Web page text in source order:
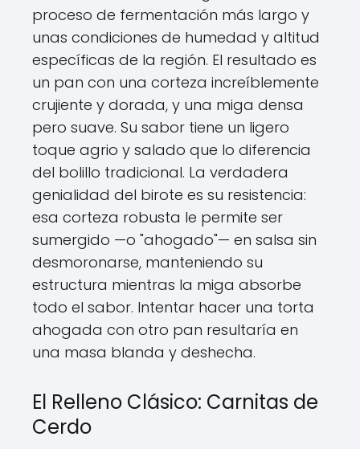
proceso de fermentación más largo y
unas condiciones de humedad y altitud
específicas de la región. El resultado es
un pan con una corteza increíblemente
crujiente y dorada, y una miga densa
pero suave. Su sabor tiene un ligero
toque agrio y salado que lo diferencia
del bolillo tradicional. La verdadera
genialidad del birote es su resistencia:
esa corteza robusta le permite ser
sumergido —o "ahogado"— en salsa sin
desmoronarse, manteniendo su
estructura mientras la miga absorbe
todo el sabor. Intentar hacer una torta
ahogada con otro pan resultaría en
una masa blanda y deshecha.
El Relleno Clásico: Carnitas de
Cerdo